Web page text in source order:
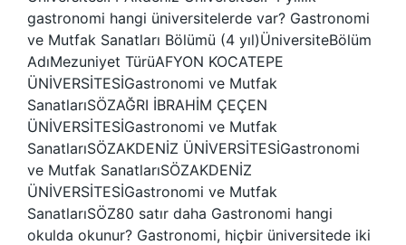
gastronomi hangi üniversitelerde var? Gastronomi
ve Mutfak Sanatları Bölümü (4 yıl)ÜniversiteBölüm
AdıMezuniyet TürüAFYON KOCATEPE
ÜNİVERSİTESİGastronomi ve Mutfak
SanatlarıSÖZAĞRI İBRAHİM ÇEÇEN
ÜNİVERSİTESİGastronomi ve Mutfak
SanatlarıSÖZAKDENİZ ÜNİVERSİTESİGastronomi
ve Mutfak SanatlarıSÖZAKDENİZ
ÜNİVERSİTESİGastronomi ve Mutfak
SanatlarıSÖZ80 satır daha Gastronomi hangi
okulda okunur? Gastronomi, hiçbir üniversitede iki